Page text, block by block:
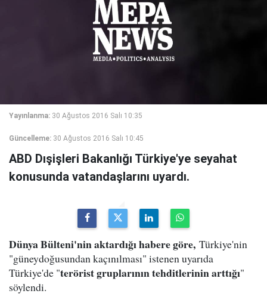
Yayınlanma: 30 Ağustos 2016 Salı 10:35
Güncelleme: 30 Ağustos 2016 Salı 10:45
ABD Dışişleri Bakanlığı Türkiye'ye seyahat
konusunda vatandaşlarını uyardı.
Dünya Bülteni'nin aktardığı habere göre, Türkiye'nin
"güneydoğusundan kaçınılması" istenen uyarıda
Türkiye'de "terörist gruplarının tehditlerinin arttığı"
söylendi.